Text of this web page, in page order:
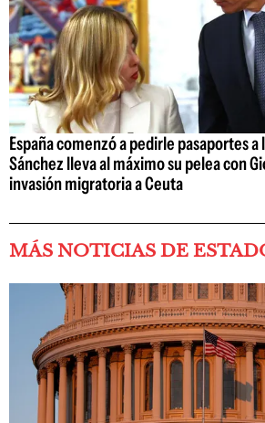
España comenzó a pedirle pasaportes
Sánchez lleva al máximo su pelea con
invasión migratoria a Ceuta
MÁS NOTICIAS DE